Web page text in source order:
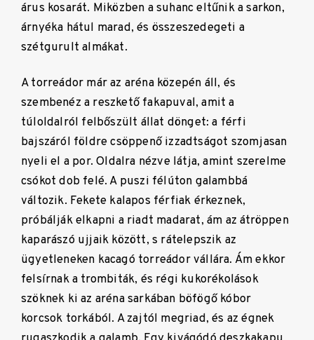
árus kosarát. Miközben a suhanc eltűnik a sarkon,
árnyéka hátul marad, és összeszedegeti a
szétgurult almákat.
A torreádor már az aréna közepén áll, és
szembenéz a reszkető fakapuval, amit a
túloldalról felbőszült állat dönget: a férfi
bajszáról földre csöppenő izzadtságot szomjasan
nyeli el a por. Oldalra nézve látja, amint szerelme
csókot dob felé. A puszi félúton galambbá
változik. Fekete kalapos férfiak érkeznek,
próbálják elkapni a riadt madarat, ám az átröppen
kaparászó ujjaik között, s rátelepszik az
ügyetleneken kacagó torreádor vállára. Ám ekkor
felsírnak a trombiták, és régi kukorékolások
szöknek ki az aréna sarkában böfögő kóbor
korcsok torkából. A zajtól megriad, és az égnek